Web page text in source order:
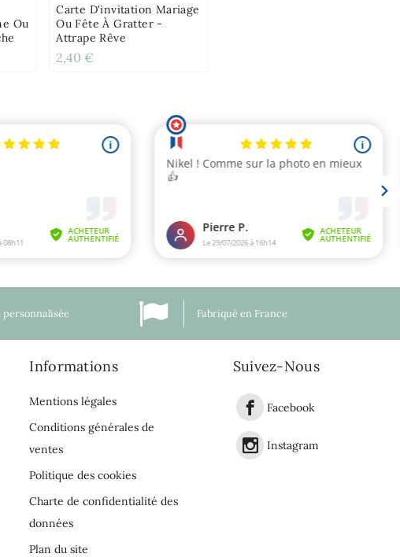
Ou
Carte D'invitation Mariage
Ou Fête À Gratter -
Attrape Rêve
2,40 €
Fabriqué en France
Informations
Mentions légales
Conditions générales de
ventes
Politique des cookies
Charte de confidentialité des
données
Plan du site
Suivez-Nous
Facebook
Instagram